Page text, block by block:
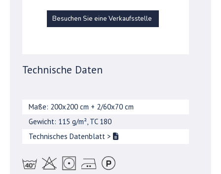
Besuchen Sie eine Verkaufsstelle
Technische Daten
Maße: 200x200 cm + 2/60x70 cm
Gewicht: 115 g/m², TC 180
Technisches Datenblatt >